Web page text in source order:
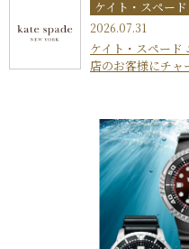
ケイト・スペー
2026.07.31
ケイト・スペー
店のお客様にチャ